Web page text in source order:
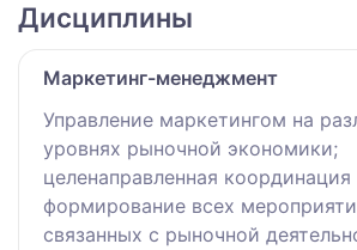
Дисциплины
Маркетинг-менеджмент
Управление маркетингом на
уровнях рыночной экономики;
целенаправленная координация
формирование всех
связанных с рыночной